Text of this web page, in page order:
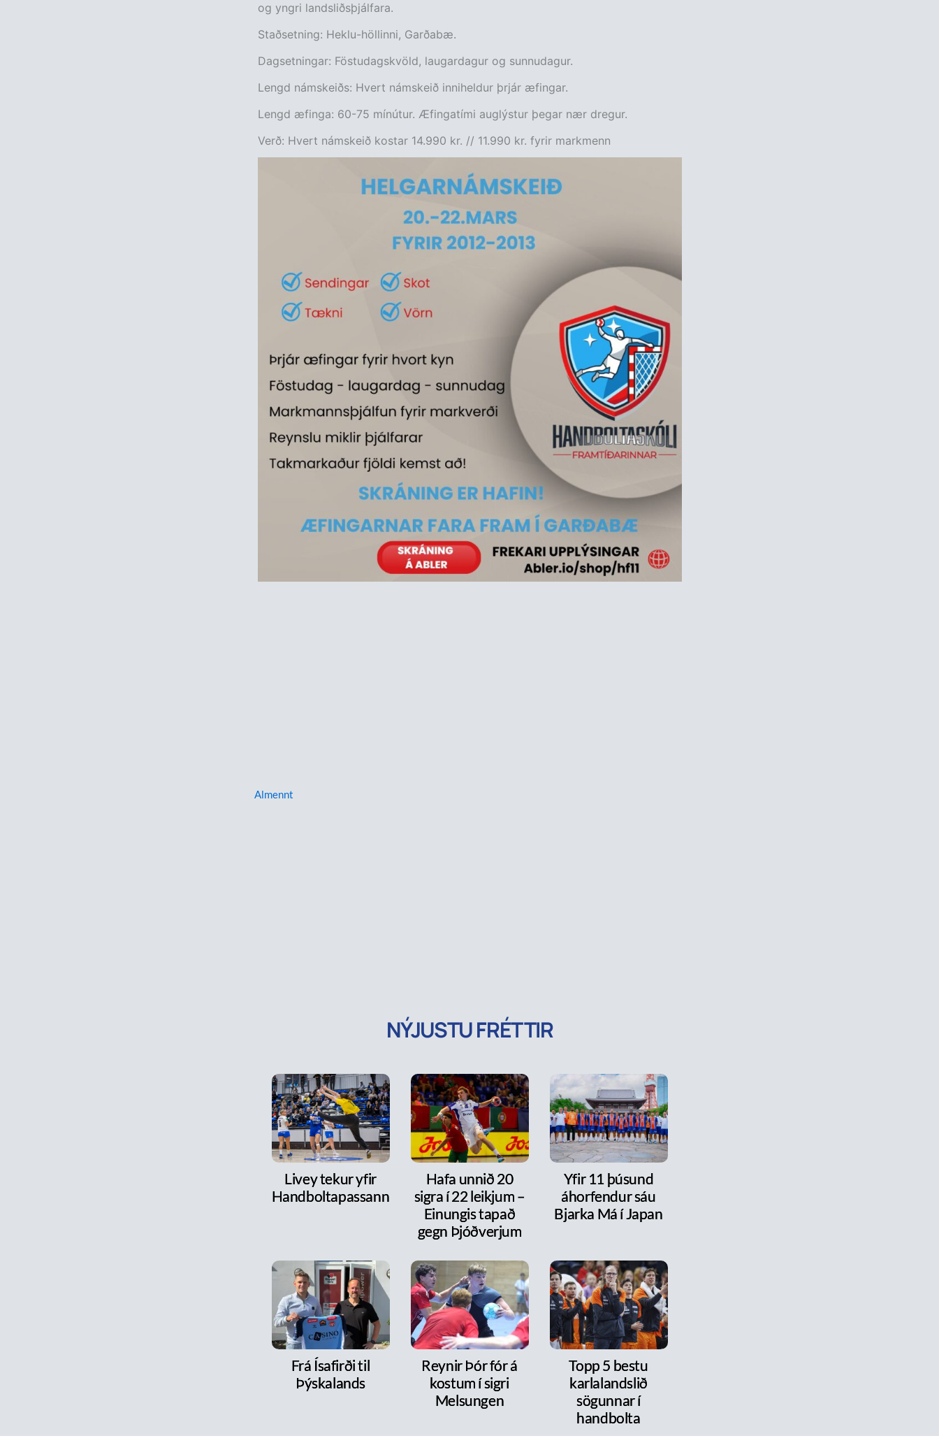
og yngri landsliðsþjálfara.
Staðsetning: Heklu-höllinni, Garðabæ.
Dagsetningar: Föstudagskvöld, laugardagur og sunnudagur.
Lengd námskeiðs: Hvert námskeið inniheldur þrjár æfingar.
Lengd æfinga: 60-75 mínútur. Æfingatími auglýstur þegar nær dregur.
Verð: Hvert námskeið kostar 14.990 kr. // 11.990 kr. fyrir markmenn
Almennt
NÝJUSTU FRÉTTIR
Livey tekur yfir
Handboltapassann
Hafa unnið 20
sigra í 22 leikjum –
Einungis tapað
gegn Þjóðverjum
Yfir 11 þúsund
áhorfendur sáu
Bjarka Má í Japan
Frá Ísafirði til
Þýskalands
Reynir Þór fór á
kostum í sigri
Melsungen
Topp 5 bestu
karlalandslið
sögunnar í
handbolta